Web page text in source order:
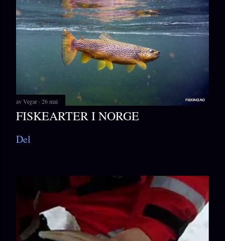
avVegar 26 mai
FISKEARTER I NORGE
Del